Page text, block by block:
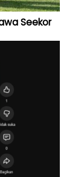
Seekor